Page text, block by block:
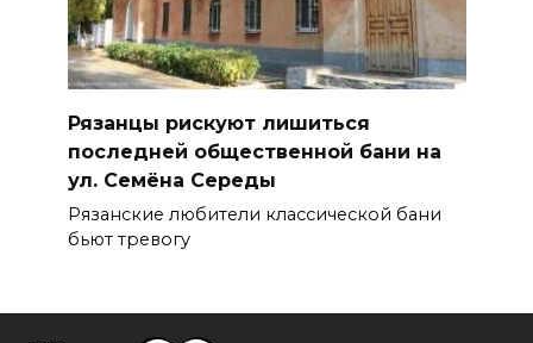
Рязанцы рискуют лишиться
последней общественной бани на
ул. Семёна Середы
Рязанские любители классической бани
бьют тревогу